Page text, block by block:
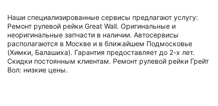
Наши специализированные сервисы предлагают услугу:
Ремонт рулевой рейки Great Wall. Оригинальные и
неоригинальные запчасти в наличии. Автосервисы
располагаются в Москве и в ближайшем Подмосковье
(Химки, Балашиха). Гарантия предоставляет до 2-х лет.
Скидки постоянным клиентам. Ремонт рулевой рейки Грейт
Вол: низкие цены.